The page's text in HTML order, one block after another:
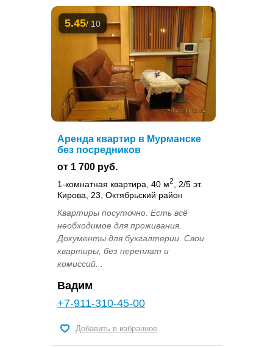
5.45/ 10
Аренда квартир в Мурманске
без посредников
от 1 700 руб.
1-комнатная квартира, 40 м2
, 2/5 эт.
Кирова, 23, Октябрьский район
Квартиры посуточно. Есть всё
необходимое для проживания.
Документы для бухгалтерии. Свои
квартиры, без переплат и
комиссий...
Вадим
+7-911-310-45-00
Добавить в избранное